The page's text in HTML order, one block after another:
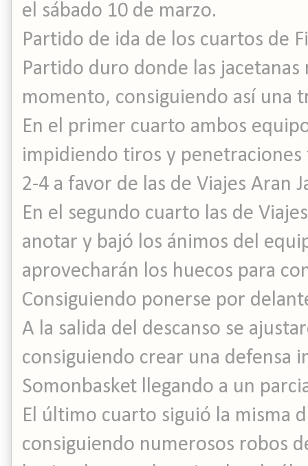
el sábado 10 de marzo.
Partido de ida de los cuartos de
Partido duro donde las
momento, consiguiendo así una
En el primer cuarto ambos
impidiendo tiros y penetraciones
2-4 a favor de las de Viajes Aran
En el segundo cuarto las de
anotar y bajó los ánimos del
aprovecharán los huecos para
Consiguiendo ponerse por
A la salida del descanso se
consiguiendo crear una defensa
Somonbasket llegando a un
El último cuarto siguió la misma
consiguiendo numerosos robos